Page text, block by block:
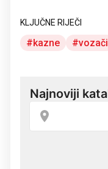
KLJUČNE RIJEČI
kazne vozači